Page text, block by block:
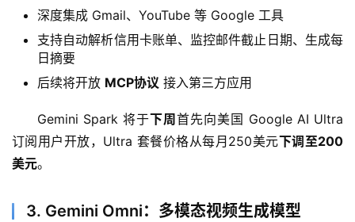
深度集成 Gmail、YouTube 等 Google 工具
支持自动解析信用卡账单、监控邮件截止日期、生成每
日摘要
后续将开放 MCP协议 接入第三方应用
Gemini Spark 将于下周 首先向美国 Google AI Ultra
订阅用户开放，Ultra 套餐价格从每月250美元下调至200
美元。
3. Gemini Omni：多模态视频生成模型